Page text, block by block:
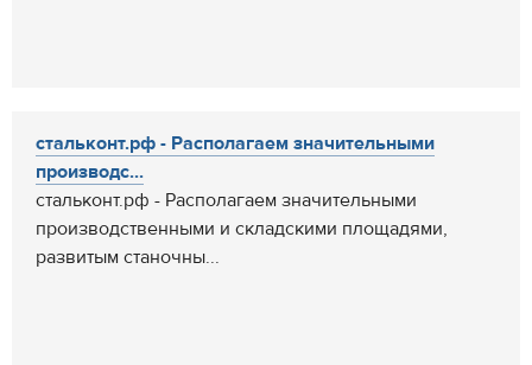
стальконт.рф - Располагаем значительными
производс...
стальконт.рф - Располагаем значительными
производственными и складскими площадями,
развитым станочны...